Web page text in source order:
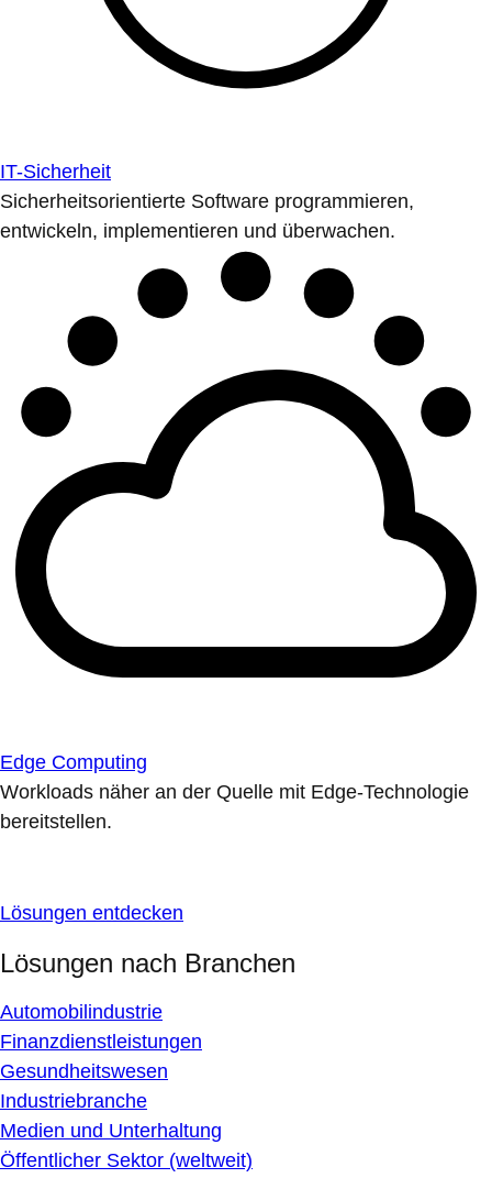
IT-Sicherheit
Sicherheitsorientierte Software programmieren,
entwickeln, implementieren und überwachen.
Edge Computing
Workloads näher an der Quelle mit Edge-Technologie
bereitstellen.
Lösungen entdecken
Lösungen nach Branchen
Automobilindustrie
Finanzdienstleistungen
Gesundheitswesen
Industriebranche
Medien und Unterhaltung
Öffentlicher Sektor (weltweit)